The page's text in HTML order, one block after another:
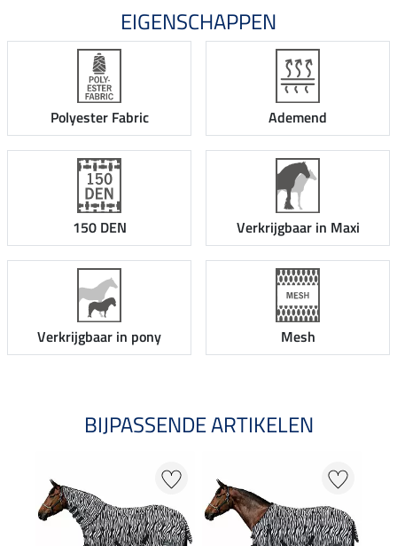
EIGENSCHAPPEN
Polyester Fabric Ademend
150 DEN Verkrijgbaar in Maxi
Verkrijgbaar in pony Mesh
BIJPASSENDE ARTIKELEN